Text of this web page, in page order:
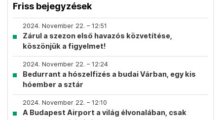
Friss bejegyzések
2024. November 22. – 12:51
Zárul a szezon első havazós közvetítése,
köszönjük a figyelmet!
2024. November 22. – 12:24
Bedurrant a hószelfizés a budai Várban, egy kis
hóember a sztár
2024. November 22. – 12:10
A Budapest Airport a világ élvonalában, csak